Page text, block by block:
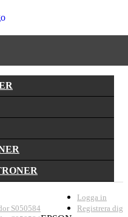
S050584
Logga in
Registrera dig